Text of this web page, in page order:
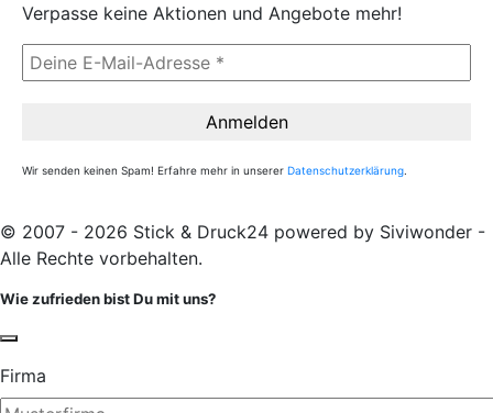
Verpasse keine Aktionen und Angebote mehr!
Wir senden keinen Spam! Erfahre mehr in unserer Datenschutzerklärung.
© 2007 - 2026 Stick & Druck24 powered by Siviwonder -
Alle Rechte vorbehalten.
Wie zufrieden bist Du mit uns?
Firma